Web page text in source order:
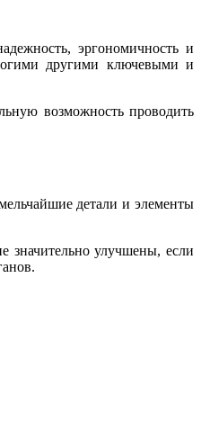
эргономичность и
другими ключевыми и
возможность проводить
детали и элементы
значительно улучшены, если